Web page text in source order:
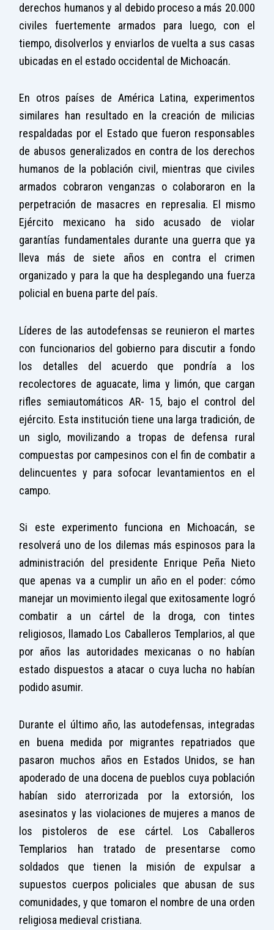
derechos humanos y al debido proceso a más 20.000
civiles fuertemente armados para luego, con el
tiempo, disolverlos y enviarlos de vuelta a sus casas
ubicadas en el estado occidental de Michoacán.
En otros países de América Latina, experimentos
similares han resultado en la creación de milicias
respaldadas por el Estado que fueron responsables
de abusos generalizados en contra de los derechos
humanos de la población civil, mientras que civiles
armados cobraron venganzas o colaboraron en la
perpetración de masacres en represalia. El mismo
Ejército mexicano ha sido acusado de violar
garantías fundamentales durante una guerra que ya
lleva más de siete años en contra el crimen
organizado y para la que ha desplegando una fuerza
policial en buena parte del país.
Líderes de las autodefensas se reunieron el martes
con funcionarios del gobierno para discutir a fondo
los detalles del acuerdo que pondría a los
recolectores de aguacate, lima y limón, que cargan
rifles semiautomáticos AR- 15, bajo el control del
ejército. Esta institución tiene una larga tradición, de
un siglo, movilizando a tropas de defensa rural
compuestas por campesinos con el fin de combatir a
delincuentes y para sofocar levantamientos en el
campo.
Si este experimento funciona en Michoacán, se
resolverá uno de los dilemas más espinosos para la
administración del presidente Enrique Peña Nieto
que apenas va a cumplir un año en el poder: cómo
manejar un movimiento ilegal que exitosamente logró
combatir a un cártel de la droga, con tintes
religiosos, llamado Los Caballeros Templarios, al que
por años las autoridades mexicanas o no habían
estado dispuestos a atacar o cuya lucha no habían
podido asumir.
Durante el último año, las autodefensas, integradas
en buena medida por migrantes repatriados que
pasaron muchos años en Estados Unidos, se han
apoderado de una docena de pueblos cuya población
habían sido aterrorizada por la extorsión, los
asesinatos y las violaciones de mujeres a manos de
los pistoleros de ese cártel. Los Caballeros
Templarios han tratado de presentarse como
soldados que tienen la misión de expulsar a
supuestos cuerpos policiales que abusan de sus
comunidades, y que tomaron el nombre de una orden
religiosa medieval cristiana.